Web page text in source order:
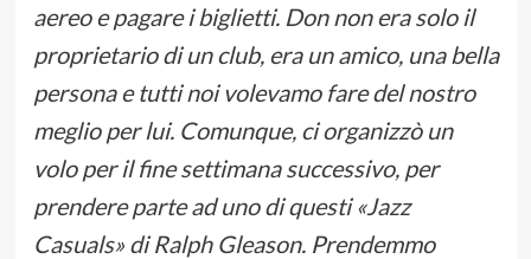
aereo e pagare i biglietti. Don non era solo il
proprietario di un club, era un amico, una bella
persona e tutti noi volevamo fare del nostro
meglio per lui. Comunque, ci organizzò un
volo per il fine settimana successivo, per
prendere parte ad uno di questi «Jazz
Casuals» di Ralph Gleason. Prendemmo